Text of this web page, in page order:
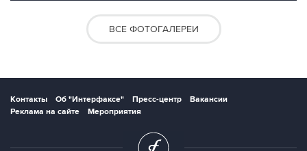
ВСЕ ФОТОГАЛЕРЕИ
Контакты Об "Интерфаксе" Пресс-центр
Вакансии
Реклама на сайте
Мероприятия